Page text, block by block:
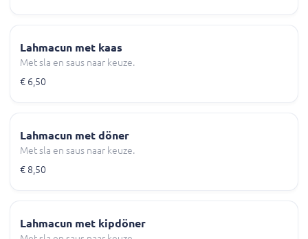
Lahmacun met kaas
Met sla en saus naar keuze.
€ 6,50
Lahmacun met döner
Met sla en saus naar keuze.
€ 8,50
Lahmacun met kipdöner